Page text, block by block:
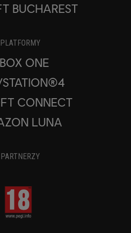
BUCHAREST
PLATFORMY
ONE
CONNECT
LUNA
PARTNERZY